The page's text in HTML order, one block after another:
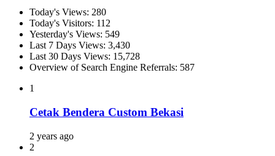
Today's Views: 280
Today's Visitors: 112
Yesterday's Views: 549
Last 7 Days Views: 3,430
Last 30 Days Views: 15,728
Overview of Search Engine Referrals: 587
1
Cetak Bendera Custom Bekasi
2 years ago
2